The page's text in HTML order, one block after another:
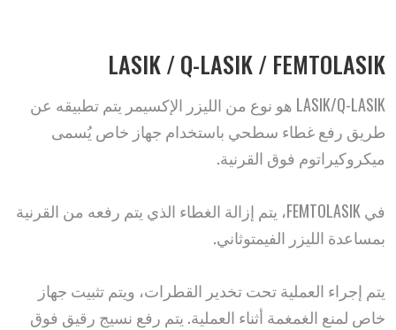
LASIK / Q-LASIK / FEMTOLASIK
LASIK/Q-LASIK هو نوع من الليزر الإكسيمر يتم تطبيقه عن
طريق رفع غطاء سطحي باستخدام جهاز خاص يُسمى
ميكروكيراتوم فوق القرنية.
في FEMTOLASIK، يتم إزالة الغطاء الذي يتم رفعه من القرنية
بمساعدة الليزر الفيمتوثاني.
يتم إجراء العملية تحت تخدير القطرات، ويتم تثبيت جهاز
خاص لمنع الغمغمة أثناء العملية. يتم رفع نسيج رقيق فوق